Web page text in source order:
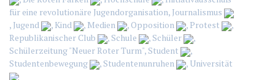
für eine revolutionäre Jugendorganisation, Journalismus
, Jugend , Kind , Medien , Opposition , Protest
,
Republikanischer Club
, Schule , Schüler
,
Schülerzeitung "Neuer Roter Turm", Student
,
Studentenbewegung
, Studentenunruhen , Universität